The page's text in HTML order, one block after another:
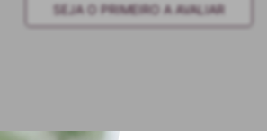
SEJA O PRIMEIRO A AVALIAR